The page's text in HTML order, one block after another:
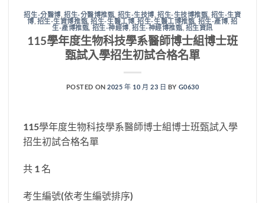
招生-分醫博, 招生-分醫博推甄, 招生-生技博,招生-生技博推甄, 招生-生資
博, 招生-生資博推甄,招生-生醫工博,招生-生醫工博推甄, 招生-產博,招
生-產博推甄, 招生-神經博,招生-神經博推甄, 招生資訊
115學年度生物科技學系醫師博士組博士班
甄試入學招生初試合格名單
POSTED ON2025 年 10 月 23 日 BY G0630
115學年度生物科技學系醫師博士組博士班甄試入學
招生初試合格名單
共 1 名
考生編號(依考生編號排序)